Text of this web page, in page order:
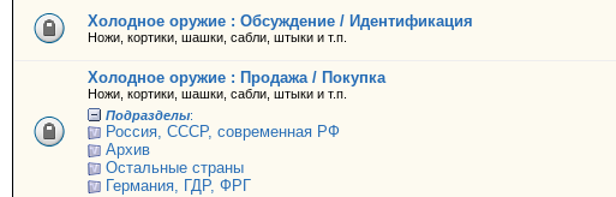
Холодное оружие : Обсуждение / Идентификация
Ножи, кортики, шашки, сабли, штыки и т.п.
Холодное оружие : Продажа / Покупка
Ножи, кортики, шашки, сабли, штыки и т.п.
Подразделы:
Россия, СССР, современная РФ
Архив
Остальные страны
Германия, ГДР, ФРГ